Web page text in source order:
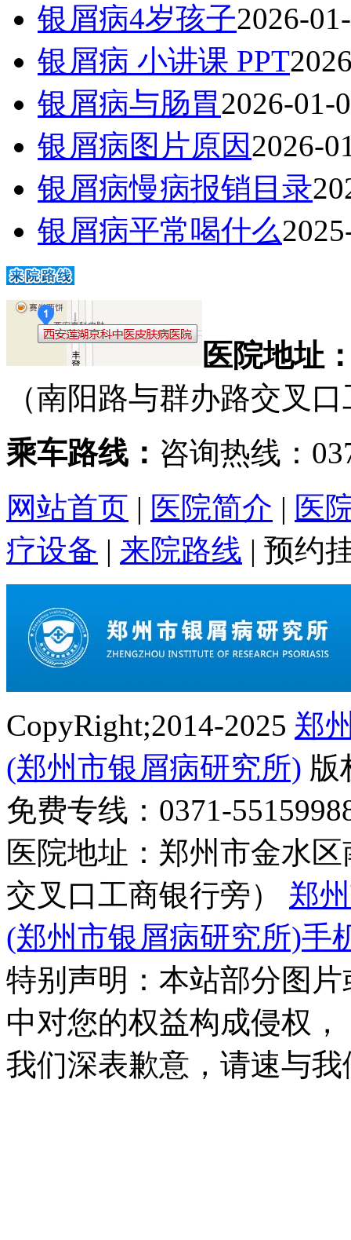
银屑病4岁孩子2026-
银屑病 小讲课 PPT
银屑病与肠胃2026-01-
银屑病图片原因2026-
银屑病慢病报销目录
银屑病平常喝什么
医院地址
（南阳路与群办路交叉
乘车路线： 咨询热线：
网站首页 | 医院简介 | 医
疗设备 | 来院路线 | 预约
CopyRight;2014-2025 郑
(郑州市银屑病研究所) 版
免费专线：0371-
医院地址：郑州市金水
交叉口工商银行旁） 郑
(郑州市银屑病研究所)手
特别声明：本站部分图
中对您的权益构成侵权，
我们深表歉意，请速与